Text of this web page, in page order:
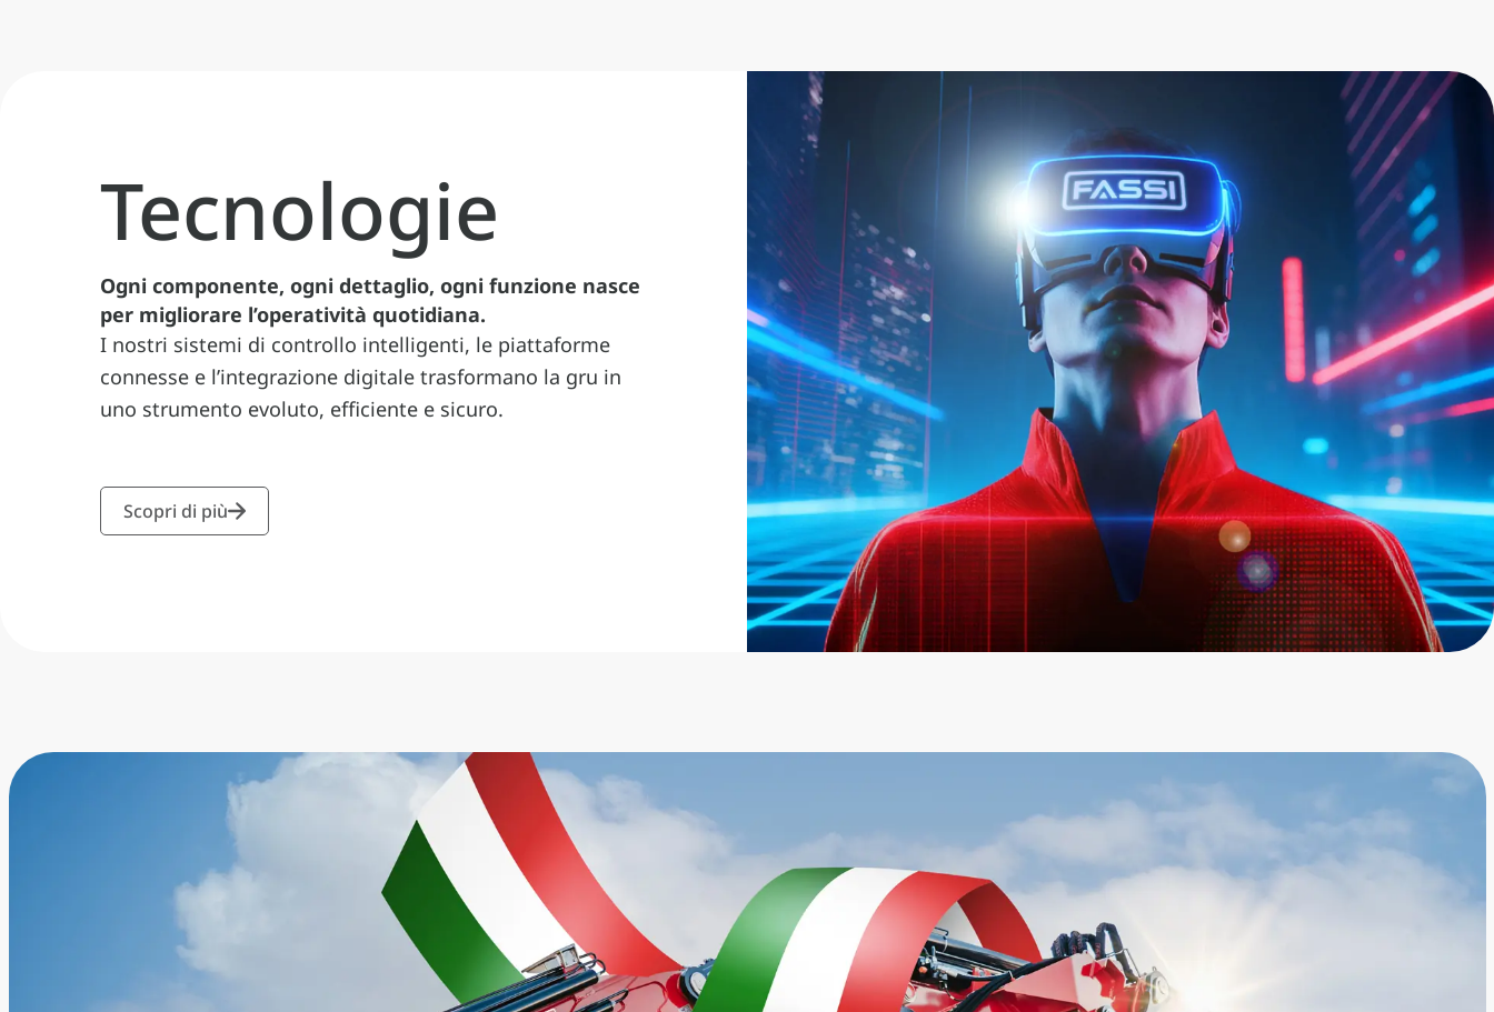
Tecnologie
Ogni componente, ogni dettaglio, ogni funzione nasce
per migliorare l’operatività quotidiana.
I nostri sistemi di controllo intelligenti, le piattaforme
connesse e l’integrazione digitale trasformano la gru in
uno strumento evoluto, efficiente e sicuro.
Scopri di più